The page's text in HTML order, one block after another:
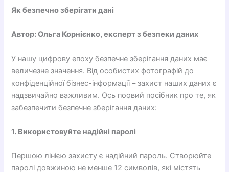
Як безпечно зберігати дані
Автор: Ольга Корнієнко, експерт з безпеки даних
У нашу цифрову епоху безпечне зберігання даних має
величезне значення. Від особистих фотографій до
конфіденційної бізнес-інформації – захист наших даних є
надзвичайно важливим. Ось поовий посібник про те, як
забезпечити безпечне зберігання даних:
1. Використовуйте надійні паролі
Першою лінією захисту є надійний пароль. Створюйте
паролі довжиною не менше 12 символів, які містять